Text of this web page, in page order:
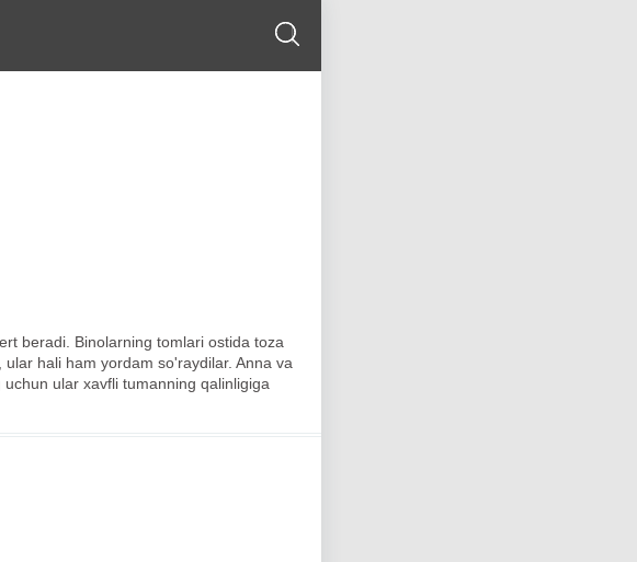
beradi. Binolarning tomlari ostida toza
hali ham yordam so'raydilar. Anna va
ular xavfli tumanning qalinligiga